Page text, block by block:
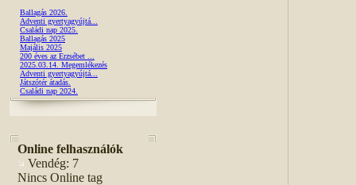
Ballagás 2026.
Adventi gyertyagyújtá...
Családi nap 2025.
Ballagás 2025
Majális 2025
200 éves az Erzsébet ...
2025.03.14. Megemlékezés
Adventi gyertyagyújtá...
Játszótér átadás.
Családi nap 2024.
Online felhasználók
Vendég: 7
Nincs Online tag